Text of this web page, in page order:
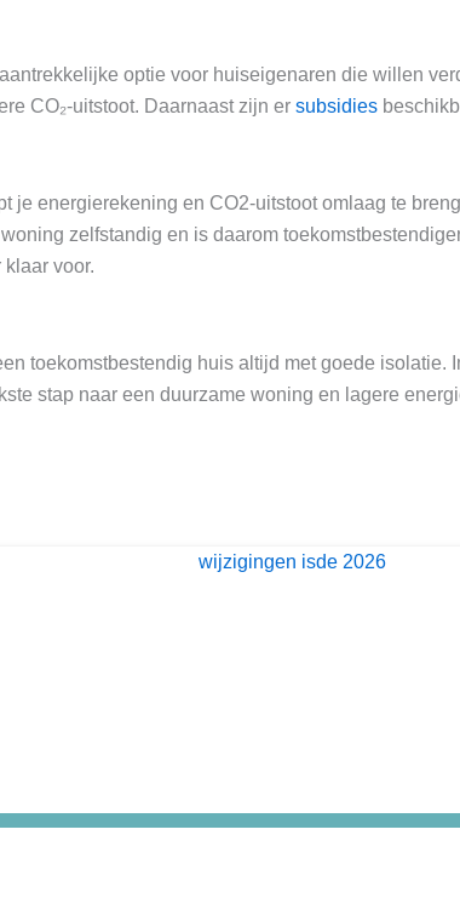
optie voor huiseigenaren die willen
CO₂-uitstoot. Daarnaast zijn er subsidies
je energierekening en CO2-uitstoot omlaag te
zelfstandig en is daarom
voor.
toekomstbestendig huis altijd met goede
stap naar een duurzame woning en lagere